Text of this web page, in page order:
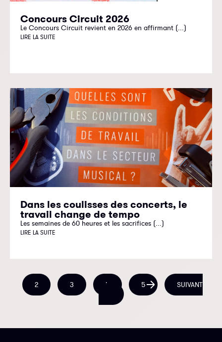
Concours Circuit 2026
Le Concours Circuit revient en 2026 en affirmant (...)
LIRE LA SUITE
Dans les coulisses des concerts, le
travail change de tempo
Les semaines de 60 heures et les sacrifices (...)
LIRE LA SUITE
2 3 4 5 SUIVANT